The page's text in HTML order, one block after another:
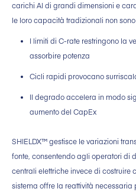
carichi AI di grandi dimensioni e
le loro capacità tradizionali non
I limiti di C-rate restringono la
assorbire potenza
Cicli rapidi provocano
Il degrado accelera in modo
aumento del CapEx
SHIELDX™ gestisce le variazioni
fonte, consentendo agli operatori di
centrali elettriche invece di costruire
sistema offre la reattività necessaria